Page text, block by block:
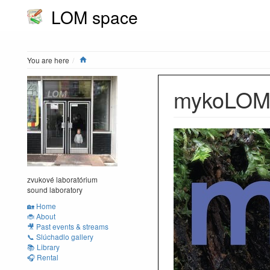
LOM space
You are here
zvukové laboratórium
sound laboratory
🏡 Home
🐞 About
🎥 Past events & streams
📞 Slúchadlo gallery
📚 Library
🎧 Rental